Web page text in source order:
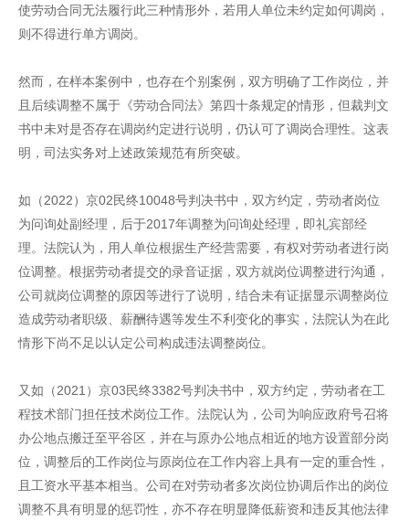
使劳动合同无法履行此三种情形外，若用人单位未约定如何调岗，
则不得进行单方调岗。
然而，在样本案例中，也存在个别案例，双方明确了工作岗位，并
且后续调整不属于《劳动合同法》第四十条规定的情形，但裁判文
书中未对是否存在调岗约定进行说明，仍认可了调岗合理性。这表
明，司法实务对上述政策规范有所突破。
如（2022）京02民终10048号判决书中，双方约定，劳动者岗位
为问询处副经理，后于2017年调整为问询处经理，即礼宾部经
理。法院认为，用人单位根据生产经营需要，有权对劳动者进行岗
位调整。根据劳动者提交的录音证据，双方就岗位调整进行沟通，
公司就岗位调整的原因等进行了说明，结合未有证据显示调整岗位
造成劳动者职级、薪酬待遇等发生不利变化的事实，法院认为在此
情形下尚不足以认定公司构成违法调整岗位。
又如（2021）京03民终3382号判决书中，双方约定，劳动者在工
程技术部门担任技术岗位工作。法院认为，公司为响应政府号召将
办公地点搬迁至平谷区，并在与原办公地点相近的地方设置部分岗
位，调整后的工作岗位与原岗位在工作内容上具有一定的重合性，
且工资水平基本相当。公司在对劳动者多次岗位协调后作出的岗位
调整不具有明显的惩罚性，亦不存在明显降低薪资和违反其他法律